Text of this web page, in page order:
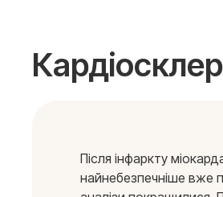
Після інфаркту
найнебезпечніше вже